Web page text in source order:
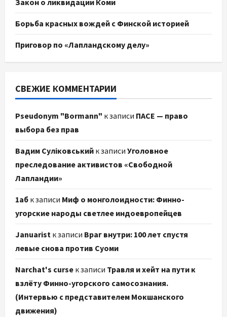
Борьба красных вождей с Финской историей
Приговор по «Лапландскому делу»
СВЕЖИЕ КОММЕНТАРИИ
Pseudonym "Bormann" к записи ПАСЕ — право
выбора без прав
Вадим Суліковський к записи Уголовное
преследование активистов «Свободной
Лапландии»
1аб к записи Миф о монголоидности: Финно-
угорские народы светлее индоевропейцев
Januarist к записи Враг внутри: 100 лет спустя
левые снова против Суоми
Narchat's curse к записи Травля и хейт на пути к
взлёту Финно-угорского самосознания.
(Интервью с представителем Мокшанского
движения)